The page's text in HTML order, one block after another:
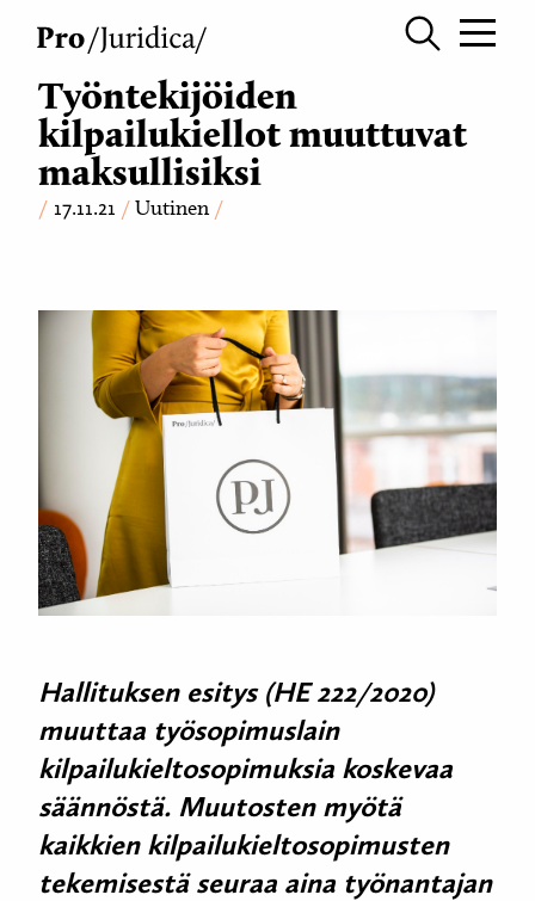
Työntekijöiden
kilpailukiellot muuttuvat
maksullisiksi
17.11.21 Uutinen
Hallituksen esitys (HE 222/2020)
muuttaa työsopimuslain
kilpailukieltosopimuksia koskevaa
säännöstä. Muutosten myötä
kaikkien kilpailukieltosopimusten
tekemisestä seuraa aina työnantajan